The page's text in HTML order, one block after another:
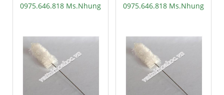
0975.646.818 Ms.Nhung 0975.646.818 Ms.Nhung